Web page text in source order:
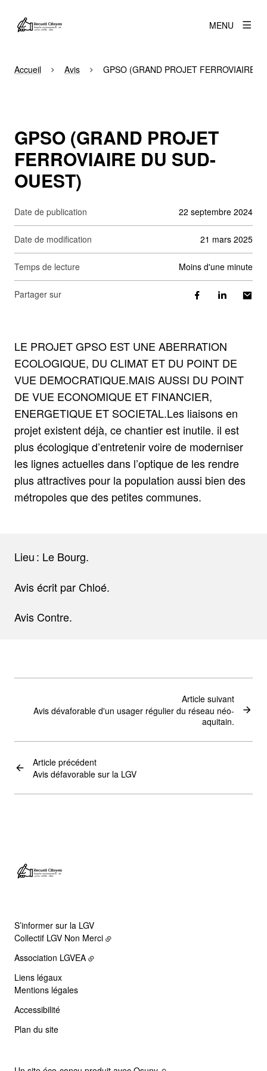
MENU
Accueil Avis GPSO (GRAND PROJET FERROVIAIRE
GPSO (GRAND PROJET
FERROVIAIRE DU SUD-
OUEST)
Date de publication 22 septembre 2024
Date de modification 21 mars 2025
Temps de lecture moins d'une minute
Partager sur
LE PROJET GPSO EST UNE ABERRATION
ECOLOGIQUE, DU CLIMAT ET DU POINT DE
VUE DEMOCRATIQUE.MAIS AUSSI DU POINT
DE VUE ECONOMIQUE ET FINANCIER,
ENERGETIQUE ET SOCIETAL.Les liaisons en
projet existent déjà, ce chantier est inutile. il est
plus écologique d’entretenir voire de moderniser
les lignes actuelles dans l’optique de les rendre
plus attractives pour la population aussi bien des
métropoles que des petites communes.
Lieu : Le Bourg.
Avis écrit par Chloé.
Avis Contre.
Article précédent
Avis défavorable sur la LGV
Article suivant
Avis dévaforable d'un usager régulier du réseau néo-
aquitain.
S’informer sur la LGV
Collectif LGV Non Merci
Association LGVEA
Liens légaux
Mentions légales
Accessibilité
Plan du site